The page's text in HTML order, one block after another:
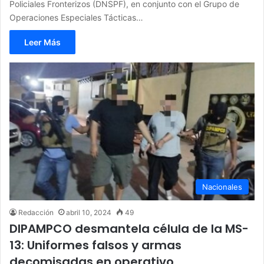
Policiales Fronterizos (DNSPF), en conjunto con el Grupo de
Operaciones Especiales Tácticas…
Leer Más
Nacionales
Redacción abril 10, 2024 49
DIPAMPCO desmantela célula de la MS-
13: Uniformes falsos y armas